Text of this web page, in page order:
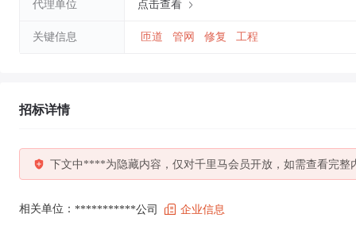
代理单位 点击查看
关键信息 匝道 管网 修复 工程
招标详情
下文中****为隐藏内容，仅对千里马会员开放，如需查看完整
相关单位： ***********公司 企业信息